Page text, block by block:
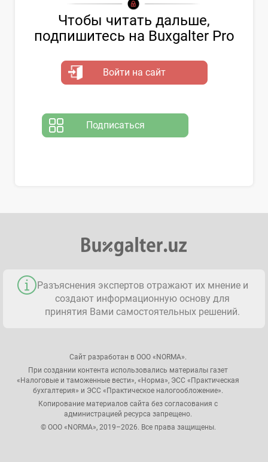
Чтобы читать дальше,
подпишитесь на Buxgalter Pro
Войти на сайт
Подписаться
Разъяснения экспертов отражают их мнение и
создают информационную основу для
принятия Вами самостоятельных решений.
Сайт разработан в ООО «NORMA».
При создании контента использовались материалы газет
«Налоговые и таможенные вести», «Норма», ЭСС «Практическая
бухгалтерия» и ЭСС «Практическое налогообложение».
Копирование материалов сайта без согласования с
администрацией ресурса запрещено.
© ООО «NORMA», 2019–2026. Все права защищены.